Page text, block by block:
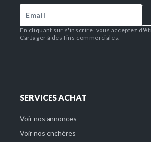
En cliquant sur s'inscrire, vous acceptez
CarJager à des fins commerciales.
SERVICES ACHAT
Voir nos annonces
Voir nos enchères